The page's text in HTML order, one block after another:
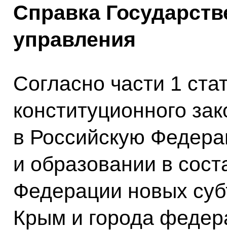
Справка
управления
Согласно части 1
конституционного
в Российскую
и образовании в
Федерации новых
Крым и города